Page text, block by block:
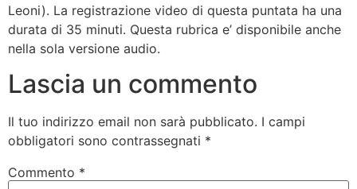
Leoni). La registrazione video di questa puntata ha una
durata di 35 minuti. Questa rubrica e’ disponibile anche
nella sola versione audio.
Lascia un commento
Il tuo indirizzo email non sarà pubblicato. I campi
obbligatori sono contrassegnati *
Commento *